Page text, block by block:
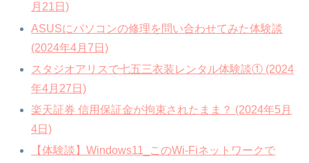
月21日)
ASUSにパソコンの修理を問い合わせてみた体験談
(2024年4月7日)
スタジオアリスで七五三衣装レンタル体験談① (2024
年4月27日)
楽天証券 信用保証金が拘束されたまま？ (2024年5月
4日)
【体験談】Windows11_このWi-Fiネットワークで